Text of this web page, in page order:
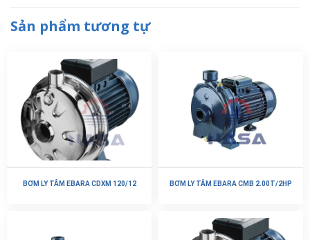
Sản phẩm tương tự
BƠM LY TÂM EBARA CDXM 120/12 BƠM LY TÂM EBARA CMB 2.00T/2HP